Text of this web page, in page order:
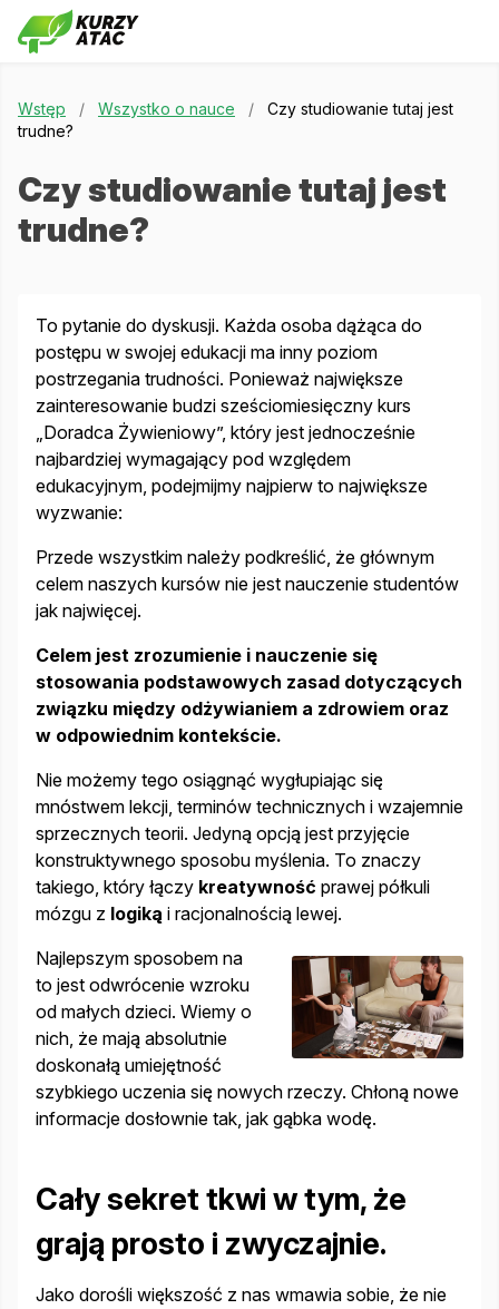
Wstęp / Wszystko o nauce /
Czy studiowanie tutaj jest
trudne?
Czy studiowanie tutaj jest
trudne?
To pytanie do dyskusji. Każda osoba dążąca do
postępu w swojej edukacji ma inny poziom
postrzegania trudności. Ponieważ największe
zainteresowanie budzi sześciomiesięczny kurs
„Doradca Żywieniowy”, który jest jednocześnie
najbardziej wymagający pod względem
edukacyjnym, podejmijmy najpierw to największe
wyzwanie:
Przede wszystkim należy podkreślić, że głównym
celem naszych kursów nie jest nauczenie studentów
jak najwięcej.
Celem jest zrozumienie i nauczenie się
stosowania podstawowych zasad dotyczących
związku między odżywianiem a zdrowiem oraz
w odpowiednim kontekście.
Nie możemy tego osiągnąć wygłupiając się
mnóstwem lekcji, terminów technicznych i wzajemnie
sprzecznych teorii. Jedyną opcją jest przyjęcie
konstruktywnego sposobu myślenia. To znaczy
takiego, który łączy kreatywność prawej półkuli
mózgu z logiką i racjonalnością lewej.
Najlepszym sposobem na
to jest odwrócenie wzroku
od małych dzieci. Wiemy o
nich, że mają absolutnie
doskonałą umiejętność
szybkiego uczenia się nowych rzeczy. Chłoną nowe
informacje dosłownie tak, jak gąbka wodę.
Cały sekret tkwi w tym, że
grają prosto i zwyczajnie.
Jako dorośli większość z nas wmawia sobie, że nie